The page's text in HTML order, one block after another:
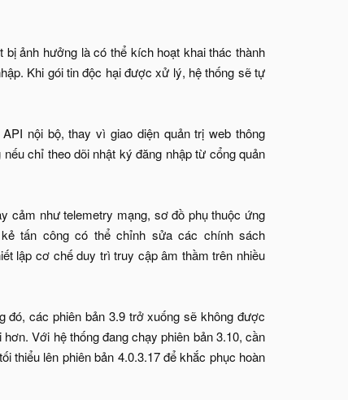
ảnh hưởng là có thể kích hoạt khai thác thành
Khi gói tin độc hại được xử lý, hệ thống sẽ tự
nội bộ, thay vì giao diện quản trị web thông
chỉ theo dõi nhật ký đăng nhập từ cổng quản
cảm như telemetry mạng, sơ đồ phụ thuộc ứng
tấn công có thể chỉnh sửa các chính sách
lập cơ chế duy trì truy cập âm thầm trên nhiều
đó, các phiên bản 3.9 trở xuống sẽ không được
Với hệ thống đang chạy phiên bản 3.10, cần
thiểu lên phiên bản 4.0.3.17 để khắc phục hoàn